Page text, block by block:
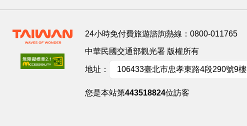
24小時免付費旅遊諮詢熱線： 0800-011765
中華民國交通部觀光署 版權所有
地址： 106433臺北市忠孝東路4段290號9樓
您是本站第443518824位訪客